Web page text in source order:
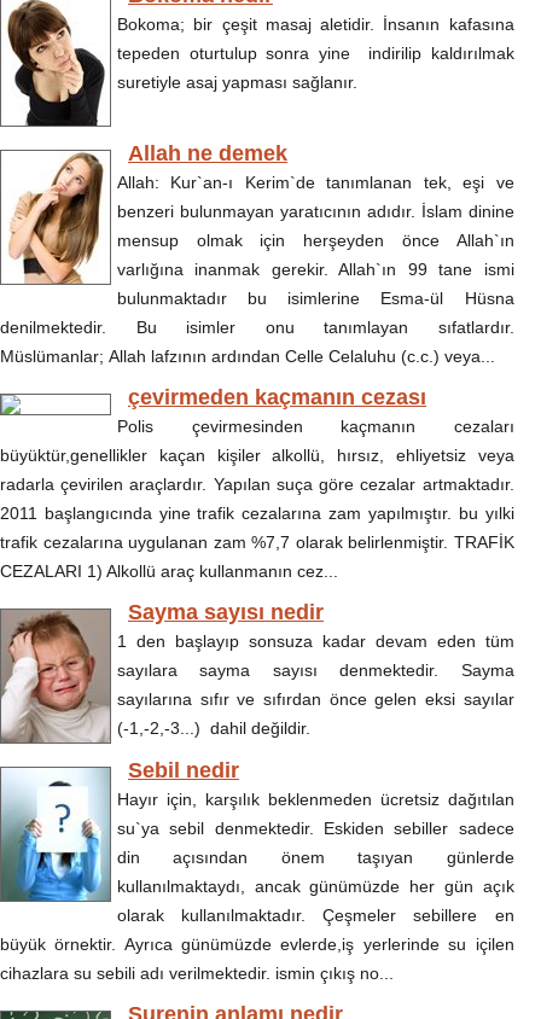
Bokoma; bir çeşit masaj aletidir. İnsanın kafasına
tepeden oturtulup sonra yine indirilip kaldırılmak
suretiyle asaj yapması sağlanır.
Allah ne demek
Allah: Kur`an-ı Kerim`de tanımlanan tek, eşi ve
benzeri bulunmayan yaratıcının adıdır. İslam dinine
mensup olmak için herşeyden önce Allah`ın
varlığına inanmak gerekir. Allah`ın 99 tane ismi
bulunmaktadır bu isimlerine Esma-ül Hüsna
denilmektedir. Bu isimler onu tanımlayan sıfatlardır.
Müslümanlar; Allah lafzının ardından Celle Celaluhu (c.c.) veya...
çevirmeden kaçmanın cezası
Polis çevirmesinden kaçmanın cezaları
büyüktür,genellikler kaçan kişiler alkollü, hırsız, ehliyetsiz veya
radarla çevirilen araçlardır. Yapılan suça göre cezalar artmaktadır.
2011 başlangıcında yine trafik cezalarına zam yapılmıştır. bu yılki
trafik cezalarına uygulanan zam %7,7 olarak belirlenmiştir. TRAFİK
CEZALARI 1) Alkollü araç kullanmanın cez...
Sayma sayısı nedir
1 den başlayıp sonsuza kadar devam eden tüm
sayılara sayma sayısı denmektedir. Sayma
sayılarına sıfır ve sıfırdan önce gelen eksi sayılar
(-1,-2,-3...) dahil değildir.
Sebil nedir
Hayır için, karşılık beklenmeden ücretsiz dağıtılan
su`ya sebil denmektedir. Eskiden sebiller sadece
din açısından önem taşıyan günlerde
kullanılmaktaydı, ancak günümüzde her gün açık
olarak kullanılmaktadır. Çeşmeler sebillere en
büyük örnektir. Ayrıca günümüzde evlerde,iş yerlerinde su içilen
cihazlara su sebili adı verilmektedir. ismin çıkış no...
Surenin anlamı nedir